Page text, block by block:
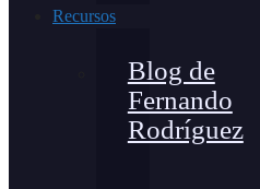
Recursos
Blog de
Fernando
Rodríguez